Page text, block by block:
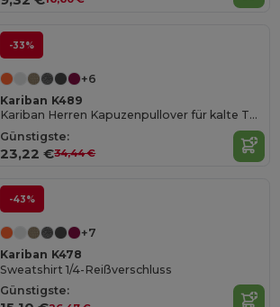
-33%
+6
Kariban K489
Kariban Herren Kapuzenpullover für kalte Tage
Günstigste:
23,22 €34,44 €
-43%
+7
Kariban K478
Sweatshirt 1/4-Reißverschluss
Günstigste: